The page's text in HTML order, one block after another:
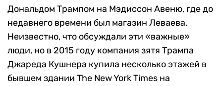
Дональдом Трампом на Мэдиссон Авеню, где до
недавнего времени был магазин Леваева.
Неизвестно, что обсуждали эти «важные»
люди, но в 2015 году компания зятя Трампа
Джареда Кушнера купила несколько этажей в
бывшем здании The New York Times на